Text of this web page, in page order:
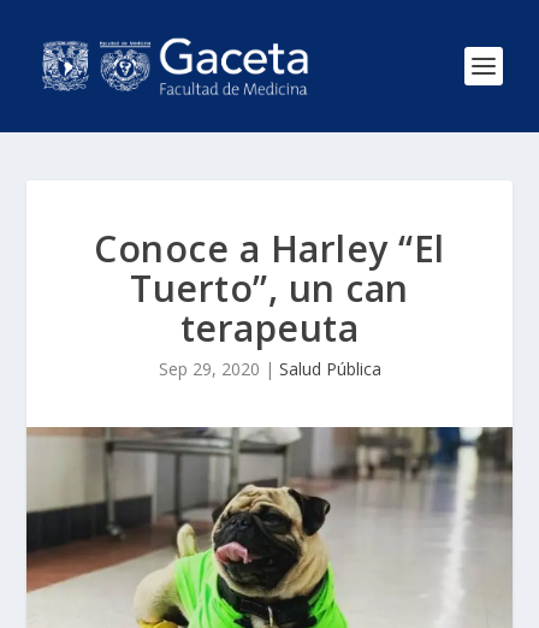
Conoce a Harley “El
Tuerto”, un can
terapeuta
Sep 29, 2020 | Salud Pública